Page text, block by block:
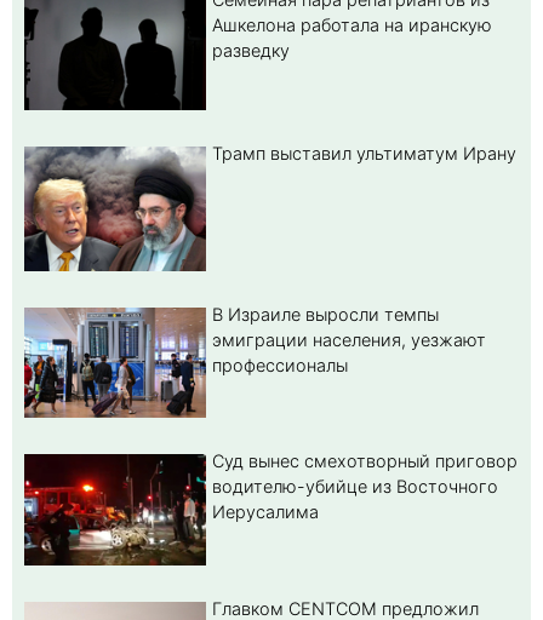
Ашкелона работала на иранскую
разведку
Трамп выставил ультиматум Ирану
В Израиле выросли темпы
эмиграции населения, уезжают
профессионалы
Суд вынес смехотворный приговор
водителю-убийце из Восточного
Иерусалима
Главком CENTCOM предложил